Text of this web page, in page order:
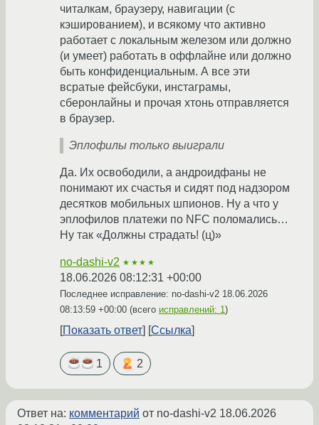
читалкам, браузеру, навигации (с
кэшированием), и всякому что активно
работает с локальным железом или должно
(и умеет) работать в оффлайне или должно
быть конфиденциальным. А все эти
всратые фейсбуки, инстаграмы,
сберонлайны и прочая хтонь отправляется
в браузер.
Эплофилы только выиграли
Да. Их освободили, а андроидфаны не
понимают их счастья и сидят под надзором
десятков мобильных шпионов. Ну а что у
эплофилов платежи по NFC поломались…
Ну так «Должны страдать! (ц)»
no-dashi-v2 ★★★★
18.06.2026 08:12:31 +00:00
Последнее исправление: no-dashi-v2 18.06.2026
08:13:59 +00:00 (всего исправлений: 1)
Показать ответ Ссылка
1 2
Ответ на: комментарий от no-dashi-v2 18.06.2026